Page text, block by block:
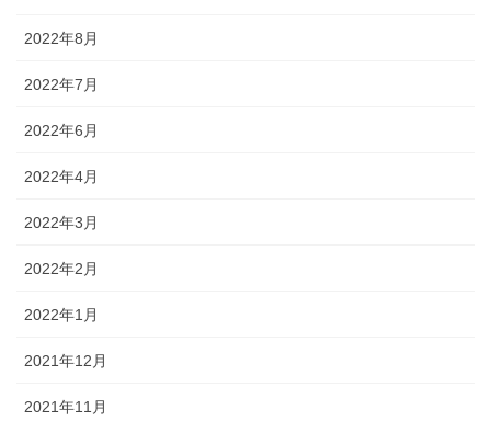
2022年8月
2022年7月
2022年6月
2022年4月
2022年3月
2022年2月
2022年1月
2021年12月
2021年11月